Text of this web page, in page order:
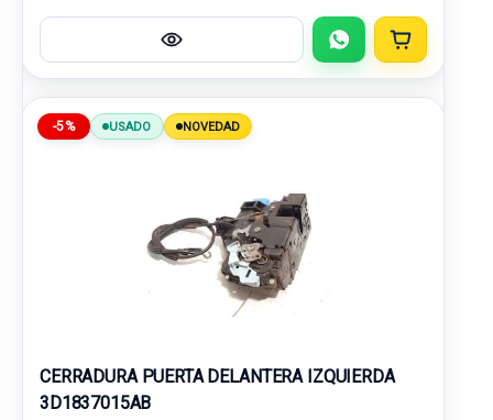
-5% USADO NOVEDAD
CERRADURA PUERTA DELANTERA IZQUIERDA
3D1837015AB